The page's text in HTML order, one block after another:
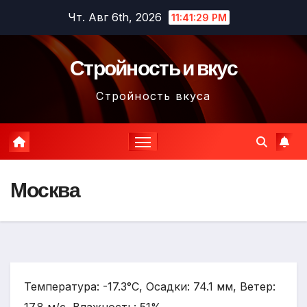
содержимому
Чт. Авг 6th, 2026 11:41:30 PM
Стройность и вкус
Стройность вкуса
Москва
Температура: -17.3°C, Осадки: 74.1 мм, Ветер: